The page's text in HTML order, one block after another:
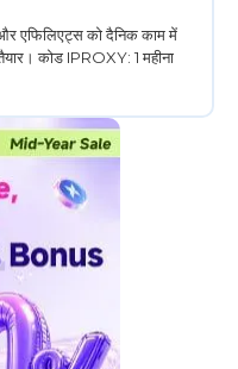
और एफिलिएट्स को दैनिक काम में
कोड IPROXY: 1 महीना